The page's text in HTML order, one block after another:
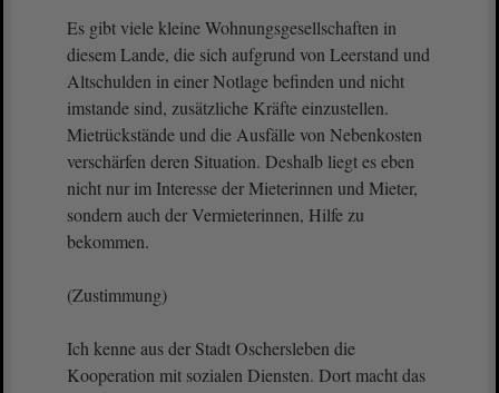
Es gibt viele kleine Wohnungsgesellschaften in
diesem Lande, die sich aufgrund von Leerstand und
Altschulden in einer Notlage befinden und nicht
imstande sind, zusätzliche Kräfte einzustellen.
Mietrückstände und die Ausfälle von Nebenkosten
verschärfen deren Situation. Deshalb liegt es eben
nicht nur im Interesse der Mieterinnen und Mieter,
sondern auch der Vermieterinnen, Hilfe zu
bekommen.
(Zustimmung)
Ich kenne aus der Stadt Oschersleben die
Kooperation mit sozialen Diensten. Dort macht das